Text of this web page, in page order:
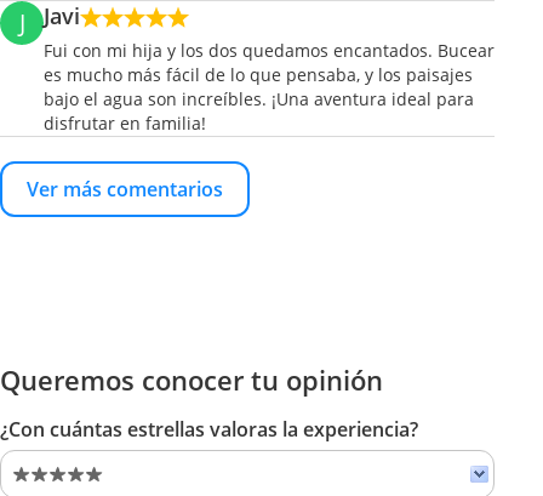
J Javi
Fui con mi hija y los dos quedamos encantados. Bucear
es mucho más fácil de lo que pensaba, y los paisajes
bajo el agua son increíbles. ¡Una aventura ideal para
disfrutar en familia!
Ver más comentarios
Queremos conocer tu opinión
¿Con cuántas estrellas valoras la experiencia?